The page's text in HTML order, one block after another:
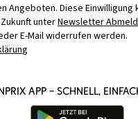
Angeboten. Diese
unterNewsletter
E-Mail widerrufen werden.
App – schnell,